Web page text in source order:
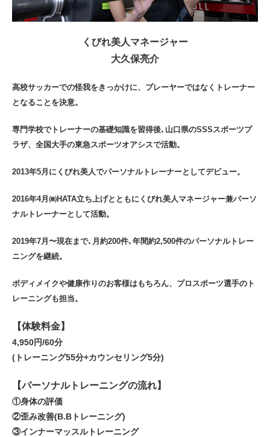
くびれ美人マネージャー
大久保亮介
高校サッカーでの怪我をきっかけに、プレーヤーではなくトレーナー
となることを決意。
専門学校でトレーナーの基礎知識を習得後､山口県のSSSスポーツプ
ラザ、全国大手の東急スポーツオアシスで活動。
2013年5月にくびれ美人でパーソナルトレーナーとしてデビュー。
2016年4月㈱HATA立ち上げとともにくびれ美人マネージャー兼パーソ
ナルトレーナーとして活動。
2019年7月〜現在まで､月約200件､年間約2,500件のパーソナルトレー
ニングを継続。
ボディメイクや健康作りのお客様はもちろん、プロスポーツ選手のト
レーニングも担当。
【体験料金】
4,950円/60分
(トレーニング55分+カウンセリング5分)
【パーソナルトレーニングの流れ】
①身体の評価
②歪み改善(B.Bトレーニング)
③インナーマッスルトレーニング